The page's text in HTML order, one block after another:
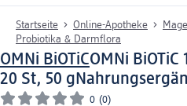
Startseite Online-Apotheke
Probiotika & Darmflora
OMNi BiOTiCOMNi
20 St, 50 g
0 (0)